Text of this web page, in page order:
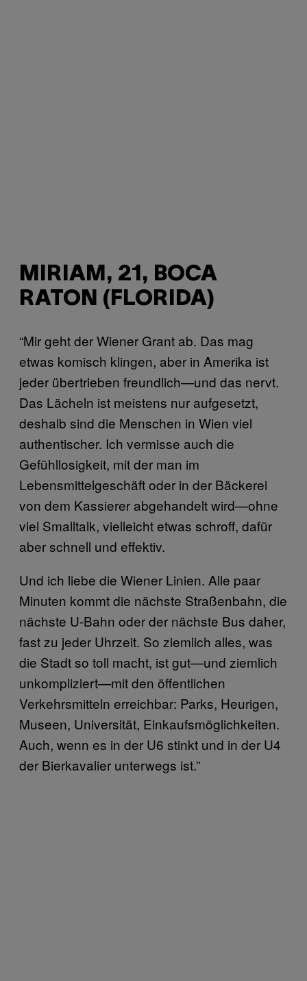
MIRIAM, 21, BOCA
RATON (FLORIDA)
“Mir geht der Wiener Grant ab. Das mag
etwas komisch klingen, aber in Amerika ist
jeder übertrieben freundlich—und das nervt.
Das Lächeln ist meistens nur aufgesetzt,
deshalb sind die Menschen in Wien viel
authentischer. Ich vermisse auch die
Gefühllosigkeit, mit der man im
Lebensmittelgeschäft oder in der Bäckerei
von dem Kassierer abgehandelt wird—ohne
viel Smalltalk, vielleicht etwas schroff, dafür
aber schnell und effektiv.
Und ich liebe die Wiener Linien. Alle paar
Minuten kommt die nächste Straßenbahn, die
nächste U-Bahn oder der nächste Bus daher,
fast zu jeder Uhrzeit. So ziemlich alles, was
die Stadt so toll macht, ist gut—und ziemlich
unkompliziert—mit den öffentlichen
Verkehrsmitteln erreichbar: Parks, Heurigen,
Museen, Universität, Einkaufsmöglichkeiten.
Auch, wenn es in der U6 stinkt und in der U4
der Bierkavalier unterwegs ist.”